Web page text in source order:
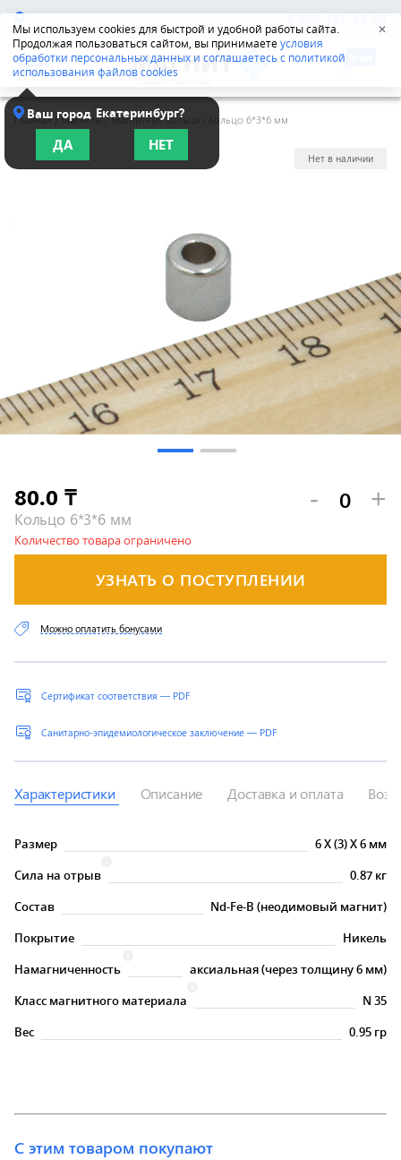
Мы используем cookies для быстрой и удобной работы сайта.
Продолжая пользоваться сайтом, вы принимаетеусловия
обработки персональных данных и соглашаетесь с политикой
использования файлов cookies
✕
Алматы 8-800-555-42-96
Ваш город Екатеринбург?
ДА НЕТ
Главная /Магниты/Магнитные кольца Кольцо 6*3*6 мм
Нет в наличии
Кольцо 6*3*6 мм
80.0 ₸ - +
УЗНАТЬ О ПОСТУПЛЕНИИ
Количество товара ограничено
Сертификат соответствия — PDF
Санитарно-эпидемиологическое заключение — PDF
Можно оплатить бонусами
Характеристики Описание Доставка и оплата
Размер 6X(3)X6 мм
Сила на отрыв
0.87 кг
Состав
Nd-Fe-B (неодимовый магнит)
Покрытие
Никель
Намагниченность
аксиальная (через толщину 6 мм)
Класс магнитного материала
N 35
Вес
0.95 гр
С этим товаром покупают